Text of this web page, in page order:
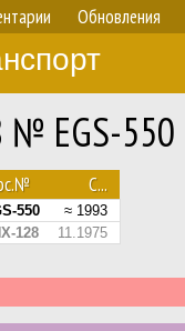
Обновления
№ EGS-550
С...
550 ≈ 1993
128 11.1975